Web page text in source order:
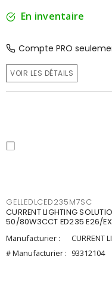
En inventaire
Compte PRO
VOIR LES DÉTAILS
GELLEDLCED235M7SC
CURRENT LIGHTING
50/80W3CCT ED235 E26/
Manufacturier :
CURRENT
# Manufacturier : 93312104